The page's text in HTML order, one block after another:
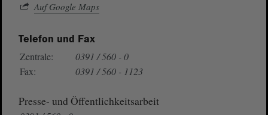
Auf Google Maps
Telefon und Fax
Zentrale:
0391 / 560 - 0
Fax:
0391 / 560 - 1123
Presse- und Öffentlichkeitsarbeit